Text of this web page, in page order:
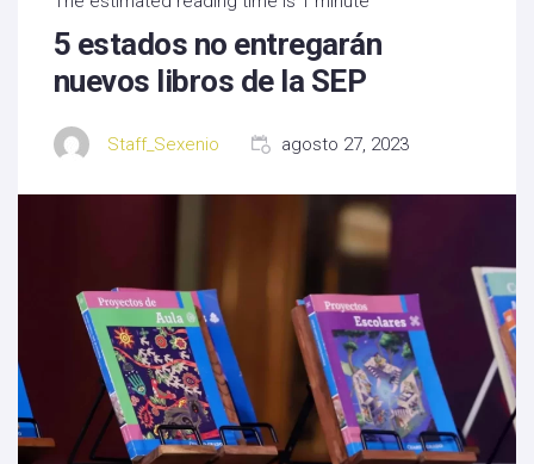
5 estados no entregarán
nuevos libros de la SEP
Staff_Sexenio agosto 27, 2023